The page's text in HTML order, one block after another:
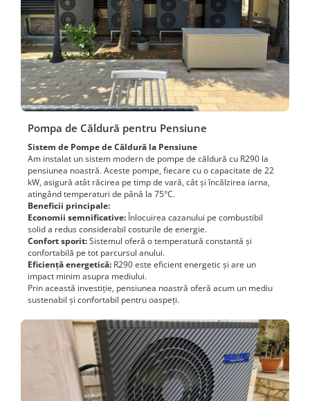
Pompa de Căldură pentru Pensiune
Sistem de Pompe de Căldură la Pensiune
Am instalat un sistem modern de pompe de căldură cu R290 la
pensiunea noastră. Aceste pompe, fiecare cu o capacitate de 22
kW, asigură atât răcirea pe timp de vară, cât și încălzirea iarna,
atingând temperaturi de până la 75°C.
Beneficii principale:
Economii semnificative:Înlocuirea cazanului pe combustibil
solid a redus considerabil costurile de energie.
Confort sporit:Sistemul oferă o temperatură constantă și
confortabilă pe tot parcursul anului.
Eficiență energetică: R290 este eficient energetic și are un
impact minim asupra mediului.
Prin această investiție, pensiunea noastră oferă acum un mediu
sustenabil și confortabil pentru oaspeți.